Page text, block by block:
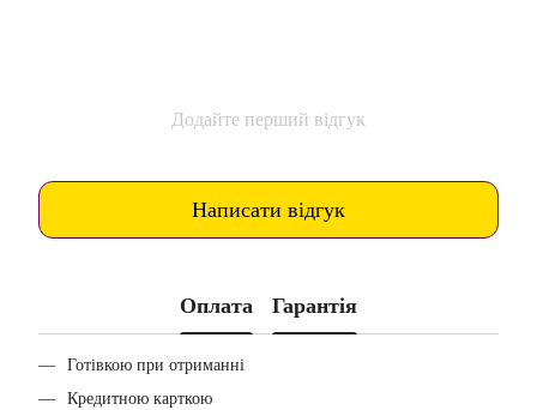
Додайте перший відгук
Написати відгук
Оплата Гарантія
Готівкою при отриманні
Кредитною карткою